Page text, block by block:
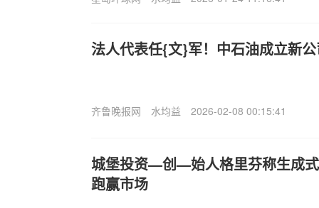
法人代表任{文}军！中石油成立新
齐鲁晚报网 水均益 2026-02-08 00:15:41
城堡投资—创—始人格里芬称生成
跑赢市场